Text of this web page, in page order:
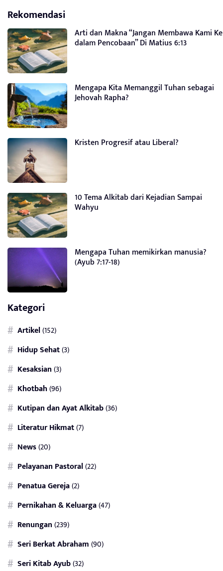
Rekomendasi
Arti dan Makna “Jangan Membawa Kami Ke
dalam Pencobaan” Di Matius 6:13
Mengapa Kita Memanggil Tuhan sebagai
Jehovah Rapha?
Kristen Progresif atau Liberal?
10 Tema Alkitab dari Kejadian Sampai
Wahyu
Mengapa Tuhan memikirkan manusia?
(Ayub 7:17-18)
Kategori
Artikel(152)
Hidup Sehat(3)
Kesaksian(3)
Khotbah(96)
Kutipan dan Ayat Alkitab(36)
Literatur Hikmat(7)
News(20)
Pelayanan Pastoral(22)
Penatua Gereja(2)
Pernikahan & Keluarga(47)
Renungan(239)
Seri Berkat Abraham(90)
Seri Kitab Ayub(32)